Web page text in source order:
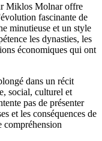
Miklos Molnar offre
fascinante de
minutieuse et un style
les dynasties, les
économiques qui ont
dans un récit
social, culturel et
pas de présenter
et les conséquences de
compréhension